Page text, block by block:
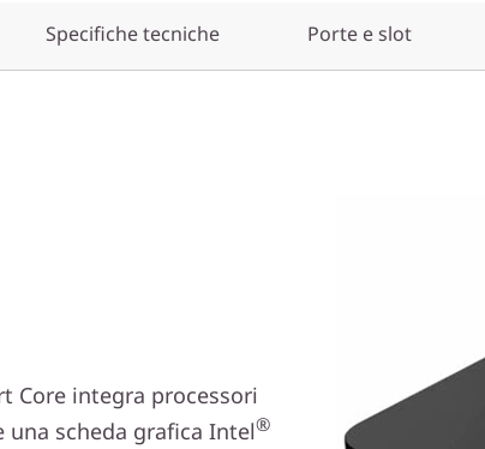
Specifiche tecniche Porte e slot
Core integra processori
una scheda grafica Intel®